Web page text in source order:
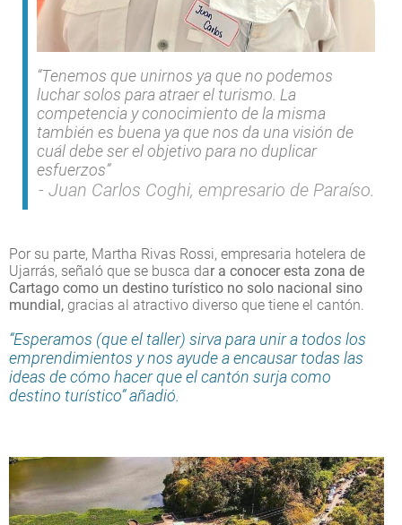
“Tenemos que unirnos ya que no podemos
luchar solos para atraer el turismo. La
competencia y conocimiento de la misma
también es buena ya que nos da una visión de
cuál debe ser el objetivo para no duplicar
esfuerzos”
Juan Carlos Coghi, empresario de Paraíso.
Por su parte, Martha Rivas Rossi, empresaria hotelera de
Ujarrás, señaló que se busca dar a conocer esta zona de
Cartago como un destino turístico no solo nacional sino
mundial, gracias al atractivo diverso que tiene el cantón.
“Esperamos (que el taller) sirva para unir a todos los
emprendimientos y nos ayude a encausar todas las
ideas de cómo hacer que el cantón surja como
destino turístico” añadió.